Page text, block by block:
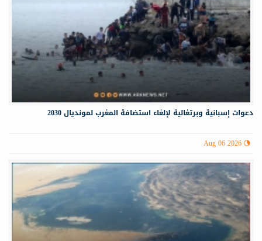
دعوات إسبانية وبرتغالية لإلغاء استضافة المغرب لمونديال 2030
Aug 06 2026